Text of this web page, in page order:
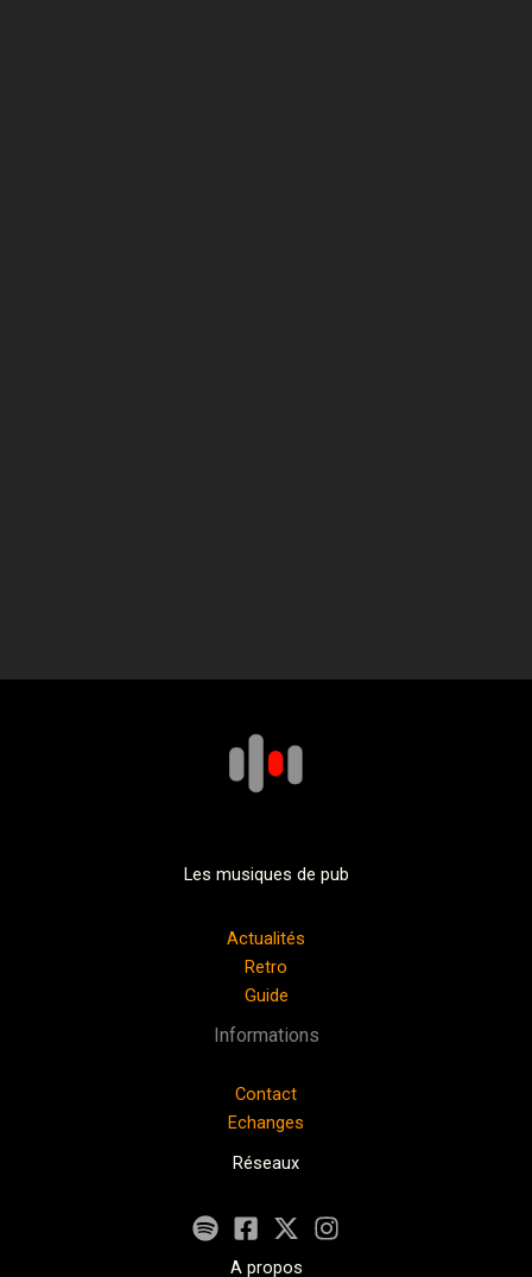
Les musiques de pub
Actualités
Retro
Guide
Informations
Contact
Echanges
Réseaux
A propos